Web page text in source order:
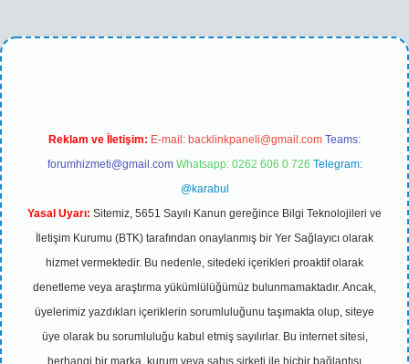
betexper yeni giriş
Reklam ve İletişim: E-mail: backlinkpaneli@gmail.com Teams:
forumhizmeti@gmail.com Whatsapp: 0262 606 0 726 Telegram:
@karabul
Yasal Uyarı: Sitemiz, 5651 Sayılı Kanun gereğince Bilgi Teknolojileri ve
İletişim Kurumu (BTK) tarafından onaylanmış bir Yer Sağlayıcı olarak
hizmet vermektedir. Bu nedenle, sitedeki içerikleri proaktif olarak
denetleme veya araştırma yükümlülüğümüz bulunmamaktadır. Ancak,
üyelerimiz yazdıkları içeriklerin sorumluluğunu taşımakta olup, siteye
üye olarak bu sorumluluğu kabul etmiş sayılırlar. Bu internet sitesi,
herhangi bir marka, kurum veya şahıs şirketi ile hiçbir bağlantısı